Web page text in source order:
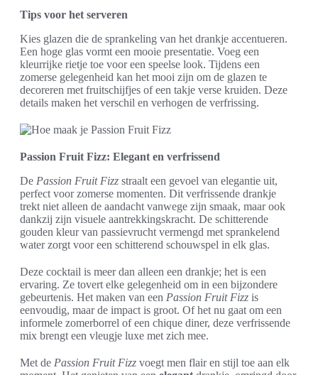
Tips voor het serveren
Kies glazen die de sprankeling van het drankje accentueren.
Een hoge glas vormt een mooie presentatie. Voeg een
kleurrijke rietje toe voor een speelse look. Tijdens een
zomerse gelegenheid kan het mooi zijn om de glazen te
decoreren met fruitschijfjes of een takje verse kruiden. Deze
details maken het verschil en verhogen de verfrissing.
Passion Fruit Fizz: Elegant en verfrissend
De Passion Fruit Fizz straalt een gevoel van elegantie uit,
perfect voor zomerse momenten. Dit verfrissende drankje
trekt niet alleen de aandacht vanwege zijn smaak, maar ook
dankzij zijn visuele aantrekkingskracht. De schitterende
gouden kleur van passievrucht vermengd met sprankelend
water zorgt voor een schitterend schouwspel in elk glas.
Deze cocktail is meer dan alleen een drankje; het is een
ervaring. Ze tovert elke gelegenheid om in een bijzondere
gebeurtenis. Het maken van een Passion Fruit Fizz is
eenvoudig, maar de impact is groot. Of het nu gaat om een
informele zomerborrel of een chique diner, deze verfrissende
mix brengt een vleugje luxe met zich mee.
Met de Passion Fruit Fizz voegt men flair en stijl toe aan elk